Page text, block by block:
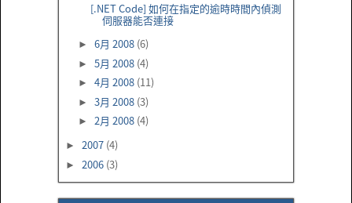
[.NET Code] 如何在指定的逾時時間內偵測
伺服器能否連接
► 6月 2008 (6)
► 5月 2008 (4)
► 4月 2008 (11)
► 3月 2008 (3)
► 2月 2008 (4)
► 2007 (4)
► 2006 (3)